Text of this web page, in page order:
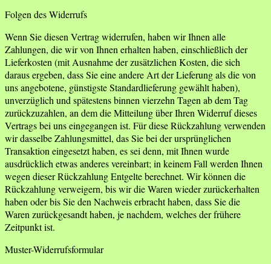
Folgen des Widerrufs
Wenn Sie diesen Vertrag widerrufen, haben wir Ihnen alle
Zahlungen, die wir von Ihnen erhalten haben, einschließlich der
Lieferkosten (mit Ausnahme der zusätzlichen Kosten, die sich
daraus ergeben, dass Sie eine andere Art der Lieferung als die von
uns angebotene, günstigste Standardlieferung gewählt haben),
unverzüglich und spätestens binnen vierzehn Tagen ab dem Tag
zurückzuzahlen, an dem die Mitteilung über Ihren Widerruf dieses
Vertrags bei uns eingegangen ist. Für diese Rückzahlung verwenden
wir dasselbe Zahlungsmittel, das Sie bei der ursprünglichen
Transaktion eingesetzt haben, es sei denn, mit Ihnen wurde
ausdrücklich etwas anderes vereinbart; in keinem Fall werden Ihnen
wegen dieser Rückzahlung Entgelte berechnet. Wir können die
Rückzahlung verweigern, bis wir die Waren wieder zurückerhalten
haben oder bis Sie den Nachweis erbracht haben, dass Sie die
Waren zurückgesandt haben, je nachdem, welches der frühere
Zeitpunkt ist.
Muster-Widerrufsformular